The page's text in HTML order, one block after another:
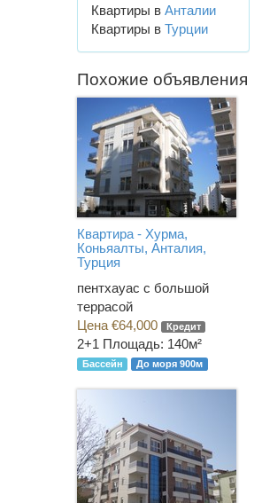
Квартиры в Анталии
Квартиры в Турции
Похожие объявления
Квартира - Хурма,
Коньяалты, Анталия,
Турция
пентхауас с большой
террасой
Цена €64,000
Кредит
2+1 Площадь: 140м²
Бассейн До моря 900м